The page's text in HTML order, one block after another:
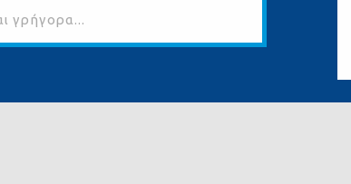
γρήγορα...